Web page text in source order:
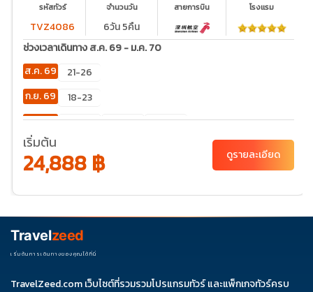
รหัสทัวร์
TVZ4086
จำนวนวัน
6วัน 5คืน
สายการบิน โรงเเรม
ช่วงเวลาเดินทาง ส.ค. 69 - ม.ค. 70
ส.ค. 69
21-26
ก.ย. 69
18-23
ต.ค. 69
02-
23-28
30-
พ.ย. 69
20-
ม.ค. 70
01-06
เริ่มต้น
24,888 ฿ ดูรายละเอียด
Travelzeed
เริ่มต้นการเดินทางของคุณได้ที่นี่
TravelZeed.com เว็บไซต์ที่รวมรวมโปรแกรมทัวร์ และแพ็กเกจทัวร์ครบ